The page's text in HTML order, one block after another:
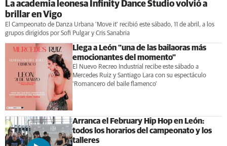
La academia leonesa Infinity Dance Studio volvió a
brillar en Vigo
El Campeonato de Danza Urbana 'Move it' recibió este sábado, 11 de abril, a los
grupos dirigidos por Sofi Pulgar y Cris Sanabria
Llega a León "una de las bailaoras más
emocionantes del momento"
El Nuevo Recreo Industrial recibe este sábado a
Mercedes Ruiz y Santiago Lara con su espectáculo
'Romancero del baile flamenco'
Arranca el February Hip Hop en León:
todos los horarios del campeonato y los
talleres